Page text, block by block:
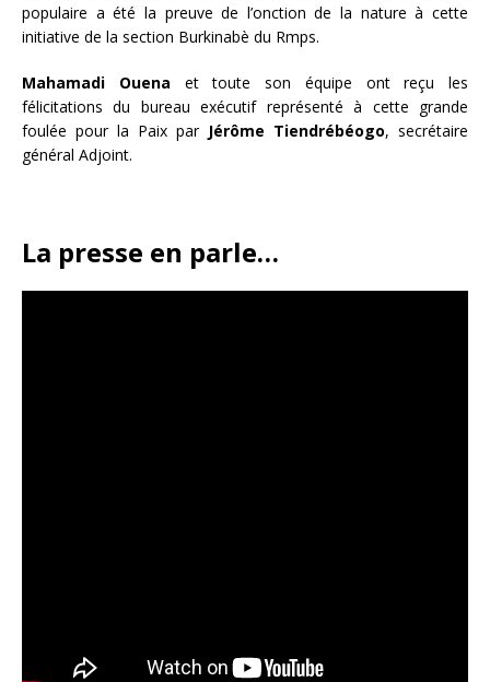
populaire a été la preuve de l’onction de la nature à cette
initiative de la section Burkinabè du Rmps.
Mahamadi Ouena et toute son équipe ont reçu les
félicitations du bureau exécutif représenté à cette grande
foulée pour la Paix par Jérôme Tiendrébéogo, secrétaire
général Adjoint.
La presse en parle…